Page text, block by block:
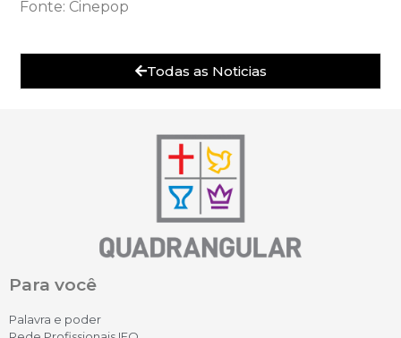
Fonte: Cinepop
Todas as Noticias
Para você
Palavra e poder